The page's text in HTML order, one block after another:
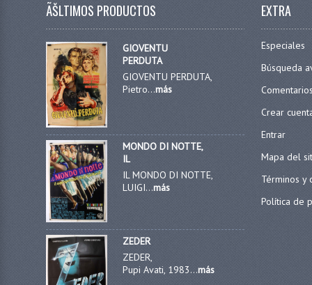
ÃŠLTIMOS PRODUCTOS
GIOVENTU
PERDUTA
GIOVENTU PERDUTA,
Pietro...más
MONDO DI NOTTE,
IL
IL MONDO DI NOTTE,
LUIGI...más
ZEDER
ZEDER,
Pupi Avati, 1983...más
EXTRA
Especiales
Búsqueda
Comentarios
Crear
Entrar
Mapa del
Términos y
Política de